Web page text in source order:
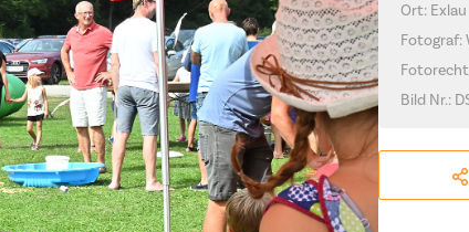
Ort: Exlau
Fotograf:
Bild Nr.: